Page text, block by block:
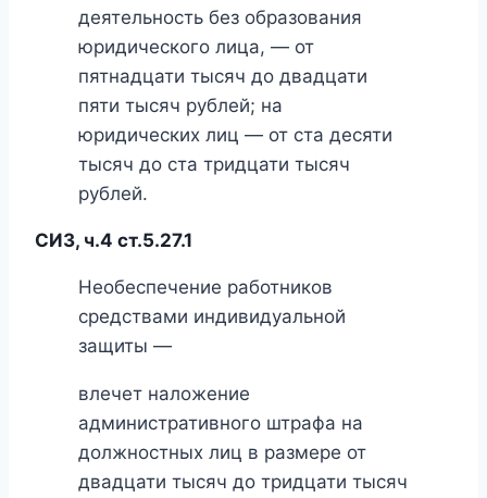
деятельность без образования
юридического лица, — от
пятнадцати тысяч до двадцати
пяти тысяч рублей; на
юридических лиц — от ста десяти
тысяч до ста тридцати тысяч
рублей.
СИЗ, ч.4 ст.5.27.1
Необеспечение работников
средствами индивидуальной
защиты —
влечет наложение
административного штрафа на
должностных лиц в размере от
двадцати тысяч до тридцати тысяч